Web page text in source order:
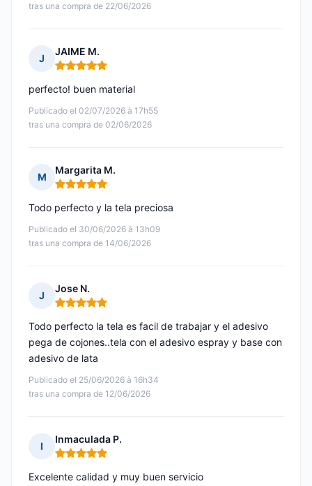
tras una compra de 22/06/2026
J
JAIME M.
Nota: 5 de 5
Publicado el 02/07/2026 à 17h55
tras una compra de 02/06/2026
perfecto! buen material
M
Margarita M.
Nota: 5 de 5
Publicado el 30/06/2026 à 13h09
tras una compra de 14/06/2026
Todo perfecto y la tela preciosa
J
Jose N.
Nota: 5 de 5
Publicado el 25/06/2026 à 16h34
tras una compra de 12/06/2026
Todo perfecto la tela es facil de trabajar y el adesivo
pega de cojones..tela con el adesivo espray y base con
adesivo de lata
I
Inmaculada P.
Nota: 5 de 5
Excelente calidad y muy buen servicio